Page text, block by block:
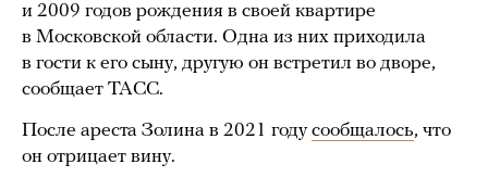
и 2009 годов рождения в своей квартире
в Московской области. Одна из них приходила
в гости к его сыну, другую он встретил во дворе,
сообщает ТАСС.
После ареста Золина в 2021 годусообщалось, что
он отрицает вину.